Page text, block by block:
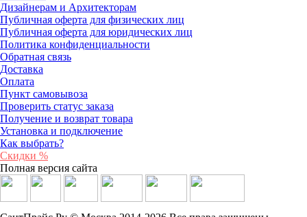
Дизайнерам и Архитекторам
Публичная оферта для физических лиц
Публичная оферта для юридических лиц
Политика конфиденциальности
Обратная связь
Доставка
Оплата
Пункт самовывоза
Проверить статус заказа
Получение и возврат товара
Установка и подключение
Как выбрать?
Скидки %
Полная версия сайта